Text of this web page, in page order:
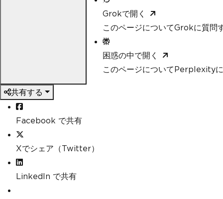
Grokで開く
このページについてGrokに質問
困惑の中で開く
このページについてPerplexity
共有する
Facebook で共有
Xでシェア（Twitter）
LinkedIn で共有